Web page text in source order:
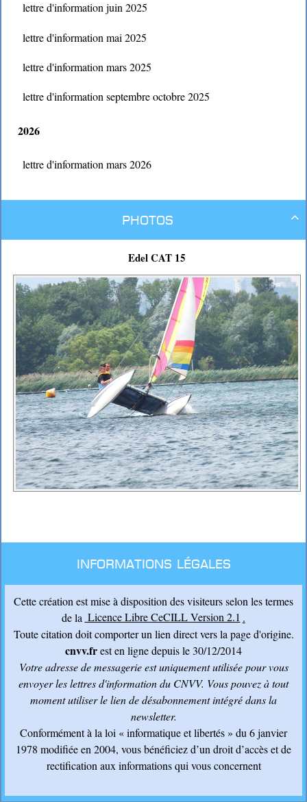
lettre d'information juin 2025
lettre d'information mai 2025
lettre d'information mars 2025
lettre d'information septembre octobre 2025
2026
lettre d'information mars 2026

Photos
Edel CAT 15
Informations légales
Cette création est mise à disposition des visiteurs selon les termes
de la Licence Libre CeCILL Version 2.1 .
Toute citation doit comporter un lien direct vers la page d'origine.
cnvv.frest en ligne depuis le 30/12/2014
Votre adresse de messagerie est uniquement utilisée pour vous
envoyer les lettres d'information du CNVV. Vous pouvez à tout
moment utiliser le lien de désabonnement intégré dans la
newsletter.
Conformément à la loi « informatique et libertés » du 6 janvier
1978 modifiée en 2004, vous bénéficiez d’un droit d’accès et de
rectification aux informations qui vous concernent